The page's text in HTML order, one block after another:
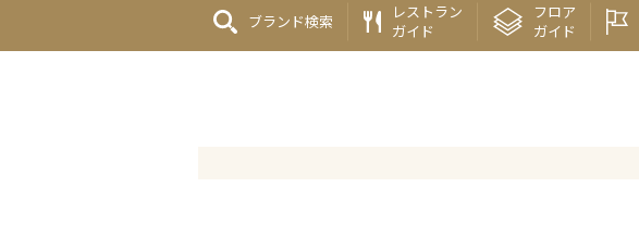
ブランド検索
レストラン
ガイド
フロア
ガイド